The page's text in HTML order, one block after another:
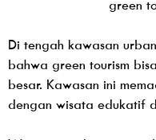
Di tengah kawasan
bahwa green tourism
besar. Kawasan ini
dengan wisata edukatif